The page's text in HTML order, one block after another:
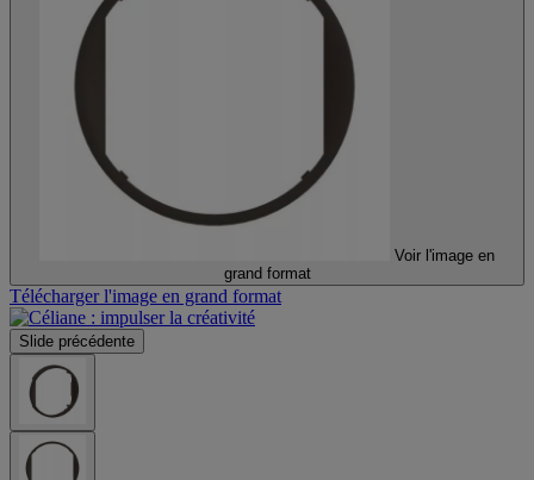
Voir l'image en
grand format
Télécharger l'image en grand format
Slide précédente